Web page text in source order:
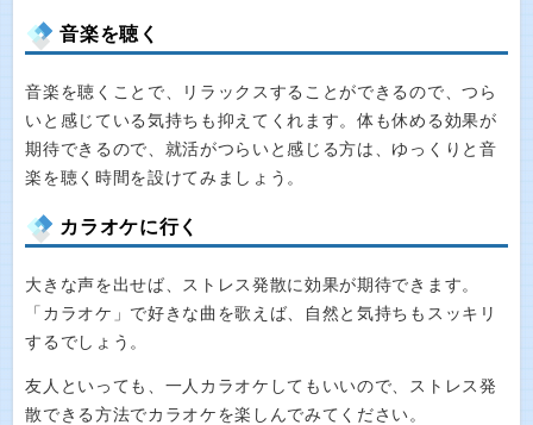
音楽を聴く
音楽を聴くことで、リラックスすることができるので、つら
いと感じている気持ちも抑えてくれます。体も休める効果が
期待できるので、就活がつらいと感じる方は、ゆっくりと音
楽を聴く時間を設けてみましょう。
カラオケに行く
大きな声を出せば、ストレス発散に効果が期待できます。
「カラオケ」で好きな曲を歌えば、自然と気持ちもスッキリ
するでしょう。
友人といっても、一人カラオケしてもいいので、ストレス発
散できる方法でカラオケを楽しんでみてください。